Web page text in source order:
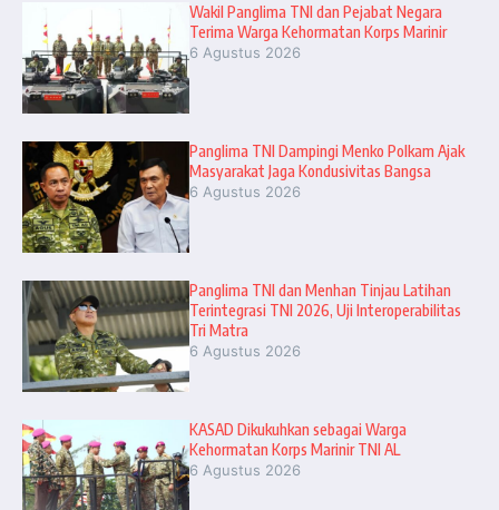
Wakil Panglima TNI dan Pejabat Negara
Terima Warga Kehormatan Korps Marinir
6 Agustus 2026
Panglima TNI Dampingi Menko Polkam Ajak
Masyarakat Jaga Kondusivitas Bangsa
6 Agustus 2026
Panglima TNI dan Menhan Tinjau Latihan
Terintegrasi TNI 2026, Uji Interoperabilitas
Tri Matra
6 Agustus 2026
KASAD Dikukuhkan sebagai Warga
Kehormatan Korps Marinir TNI AL
6 Agustus 2026